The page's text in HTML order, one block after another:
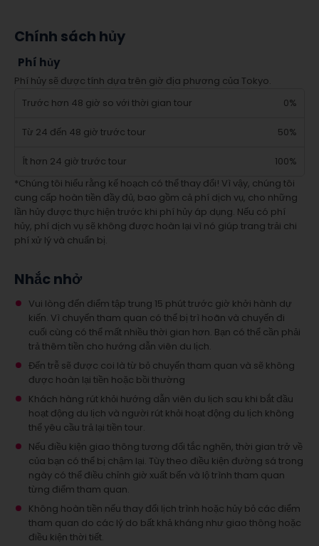
Chính sách hủy
Phí hủy
Phí hủy sẽ được tính dựa trên giờ địa phương của Tokyo.
Trước hơn 48 giờ so với thời gian tour
0%
Từ 24 đến 48 giờ trước tour 50%
Ít hơn 24 giờ trước tour
100%
*Chúng tôi hiểu rằng kế hoạch có thể thay đổi! Vì vậy, chúng tôi
cung cấp hoàn tiền đầy đủ, bao gồm cả phí dịch vụ, cho những
lần hủy được thực hiện trước khi phí hủy áp dụng. Nếu có phí
hủy, phí dịch vụ sẽ không được hoàn lại vì nó giúp trang trải chi
phí xử lý và chuẩn bị.
Nhắc nhở
Vui lòng đến điểm tập trung 15 phút trước giờ khởi hành dự
kiến. Vì chuyến tham quan có thể bị trì hoãn và chuyến đi
cuối cùng có thể mất nhiều thời gian hơn. Bạn có thể cần phải
trả thêm tiền cho hướng dẫn viên du lịch.
Đến trễ sẽ được coi là từ bỏ chuyến tham quan và sẽ không
được hoàn lại tiền hoặc bồi thường
Khách hàng rút khỏi hướng dẫn viên du lịch sau khi bắt đầu
hoạt động du lịch và người rút khỏi hoạt động du lịch không
thể yêu cầu trả lại tiền tour.
Nếu điều kiện giao thông tương đối tắc nghẽn, thời gian trở về
của bạn có thể bị chậm lại. Tùy theo điều kiện đường sá trong
ngày có thể điều chỉnh giờ xuất bến và lộ trình tham quan
từng điểm tham quan.
Không hoàn tiền nếu thay đổi lịch trình hoặc hủy bỏ các điểm
tham quan do các lý do bất khả kháng như giao thông hoặc
điều kiện thời tiết.